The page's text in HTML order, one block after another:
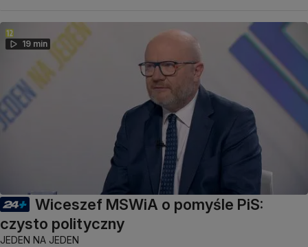
19 min
Wiceszef MSWiA o pomyśle PiS:
czysto polityczny
JEDEN NA JEDEN